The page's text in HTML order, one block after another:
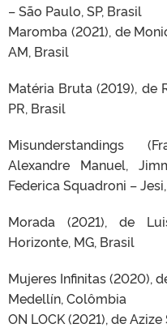
– São Paulo, SP, Brasil
Maromba (2021), de
AM, Brasil
Matéria Bruta (2019), de
PR, Brasil
Misunderstandings
Alexandre Manuel,
Federica Squadroni –
Morada (2021), de
Horizonte, MG, Brasil
Mujeres Infinitas (2020),
Medellín, Colômbia
ON LOCK (2021), de